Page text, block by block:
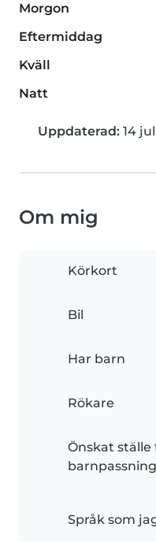
Morgon
Eftermiddag
Kväll
Natt
Uppdaterad: 14
Om mig
Körkort
Bil
Har barn
Rökare
Önskat ställe
barnpassning
Språk som